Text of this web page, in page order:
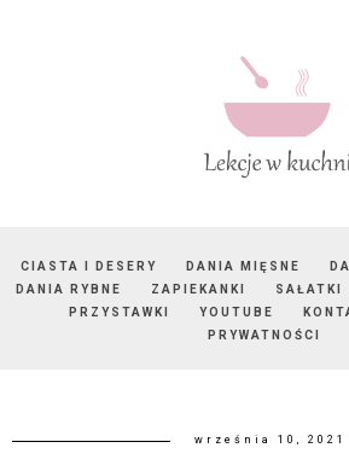
CIASTA I DESERY DANIA MIĘSNE
DANIA RYBNE
ZAPIEKANKI SAŁATKI
PRZYSTAWKI
YOUTUBE
PRYWATNOŚCI
września 10, 2021